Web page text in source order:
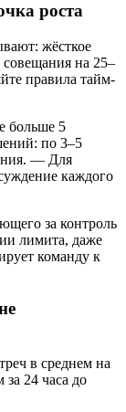
роста
жёсткое
совещания на 25–
правила тайм-
больше 5
по 3–5
— Для
каждого
за контроль
лимита, даже
команду к
в среднем на
за 24 часа до